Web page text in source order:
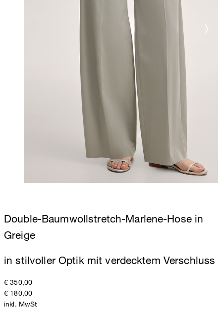
Double-Baumwollstretch-Marlene-Hose in
Greige
in stilvoller Optik mit verdecktem Verschluss
€ 350,00
€ 180,00
inkl. MwSt